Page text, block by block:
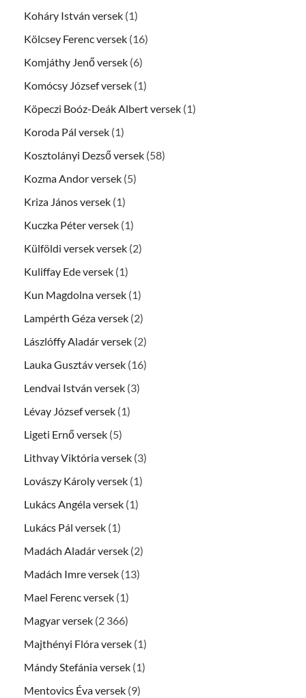
Koháry István versek (1)
Kölcsey Ferenc versek (16)
Komjáthy Jenő versek (6)
Komócsy József versek (1)
Köpeczi Boóz-Deák Albert versek (1)
Koroda Pál versek (1)
Kosztolányi Dezső versek (58)
Kozma Andor versek (5)
Kriza János versek (1)
Kuczka Péter versek (1)
Külföldi versek versek (2)
Kuliffay Ede versek (1)
Kun Magdolna versek (1)
Lampérth Géza versek (2)
Lászlóffy Aladár versek (2)
Lauka Gusztáv versek (16)
Lendvai István versek (3)
Lévay József versek (1)
Ligeti Ernő versek (5)
Lithvay Viktória versek (3)
Lovászy Károly versek (1)
Lukács Angéla versek (1)
Lukács Pál versek (1)
Madách Aladár versek (2)
Madách Imre versek (13)
Mael Ferenc versek (1)
Magyar versek (2 366)
Majthényi Flóra versek (1)
Mándy Stefánia versek (1)
Mentovics Éva versek (9)